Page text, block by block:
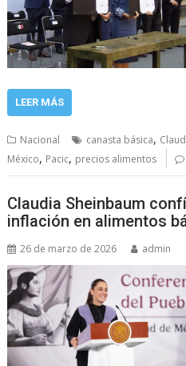
LEER MÁS
Nacional canasta básica,
México, Pacic, precios alimentos
Claudia Sheinbaum
inflación en alimentos
26 de marzo de 2026 admin